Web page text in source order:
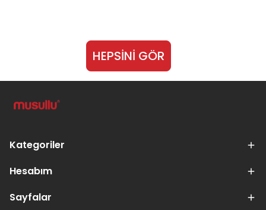
HEPSİNİ GÖR
Kategoriler
Hesabım
Sayfalar